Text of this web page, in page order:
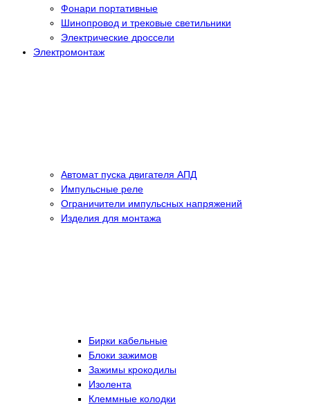
Фонари портативные
Шинопровод и трековые светильники
Электрические дроссели
Электромонтаж
Автомат пуска двигателя АПД
Импульсные реле
Ограничители импульсных напряжений
Изделия для монтажа
Бирки кабельные
Блоки зажимов
Зажимы крокодилы
Изолента
Клеммные колодки